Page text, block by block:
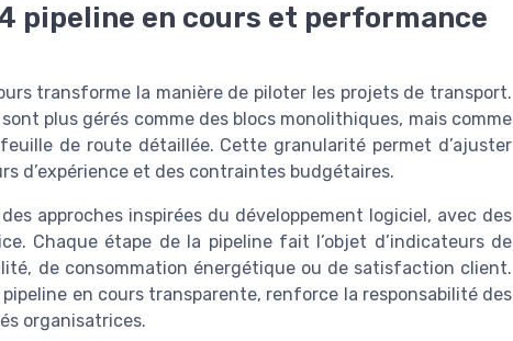
pipeline en cours et performance
transforme la manière de piloter les projets de transport.
plus gérés comme des blocs monolithiques, mais comme
de route détaillée. Cette granularité permet d’ajuster
d’expérience et des contraintes budgétaires.
approches inspirées du développement logiciel, avec des
Chaque étape de la pipeline fait l’objet d’indicateurs de
de consommation énergétique ou de satisfaction client.
en cours transparente, renforce la responsabilité des
organisatrices.